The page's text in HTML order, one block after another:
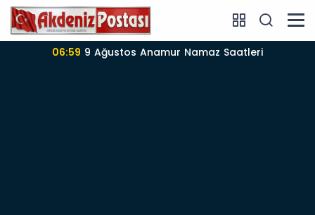
06:57 Anamur’da 09-08-2026 nöbetçi Eczane